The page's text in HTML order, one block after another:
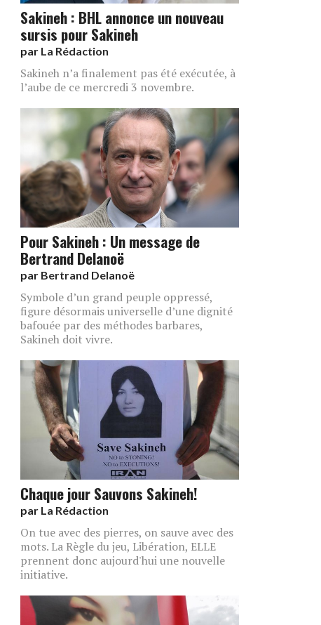
Sakineh : BHL annonce un nouveau
sursis pour Sakineh
par La Rédaction
Sakineh n’a finalement pas été exécutée, à
l’aube de ce mercredi 3 novembre.
Pour Sakineh : Un message de
Bertrand Delanoë
par Bertrand Delanoë
Symbole d’un grand peuple oppressé,
figure désormais universelle d’une dignité
bafouée par des méthodes barbares,
Sakineh doit vivre.
Chaque jour Sauvons Sakineh!
par La Rédaction
On tue avec des pierres, on sauve avec des
mots. La Règle du jeu, Libération, ELLE
prennent donc aujourd'hui une nouvelle
initiative.